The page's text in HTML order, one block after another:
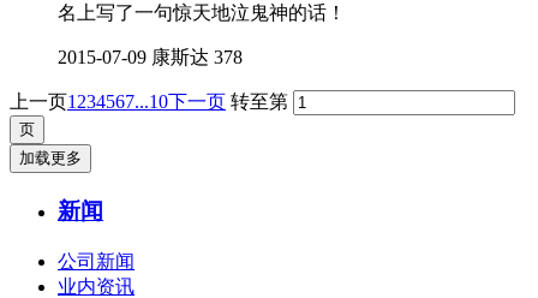
名上写了一句惊天地泣鬼神的话！
2015-07-09 康斯达 378
上一页1234567...10下一页 转至第
加载更多
新闻
公司新闻
业内资讯